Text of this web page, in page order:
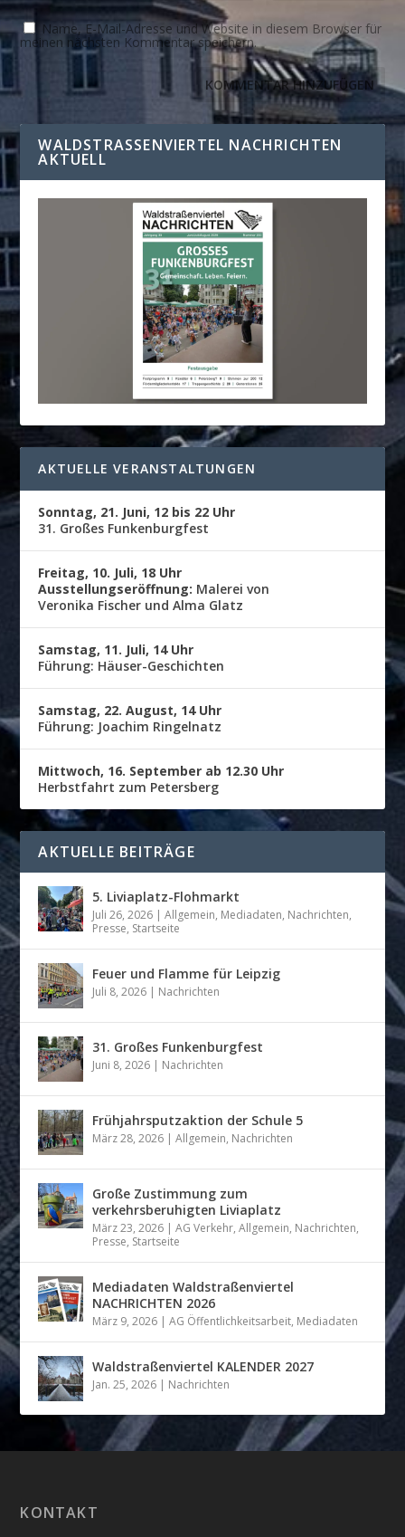
Name, E-Mail-Adresse und Website in diesem Browser für
meinen nächsten Kommentar speichern.
WALDSTRASSENVIERTEL NACHRICHTEN A
KTUELL
AKTUELLE VERANSTALTUNGEN
Sonntag, 21. Juni, 12 bis 22 Uhr
31. Großes Funkenburgfest
Freitag, 10. Juli, 18 Uhr
Ausstellungseröffnung: Malerei von
Veronika Fischer und Alma Glatz
Samstag, 11. Juli, 14 Uhr
Führung: Häuser-Geschichten
Samstag, 22. August, 14 Uhr
Führung: Joachim Ringelnatz
Mittwoch, 16. September ab 12.30 Uhr
Herbstfahrt zum Petersberg
AKTUELLE BEITRÄGE
5. Liviaplatz-Flohmarkt
Juli 26, 2026 |Allgemein, Mediadaten, Nachrichten,
Presse, Startseite
Feuer und Flamme für Leipzig
Juli 8, 2026 | Nachrichten
31. Großes Funkenburgfest
Juni 8, 2026 | Nachrichten
Frühjahrsputzaktion der Schule 5
März 28, 2026 |Allgemein, Nachrichten
Große Zustimmung zum
verkehrsberuhigten Liviaplatz
März 23, 2026 |AG Verkehr,Allgemein, Nachrichten,
Presse, Startseite
Mediadaten Waldstraßenviertel
NACHRICHTEN 2026
März 9, 2026 |AG Öffentlichkeitsarbeit, Mediadaten
Waldstraßenviertel KALENDER 2027
Jan. 25, 2026 | Nachrichten
KONTAKT